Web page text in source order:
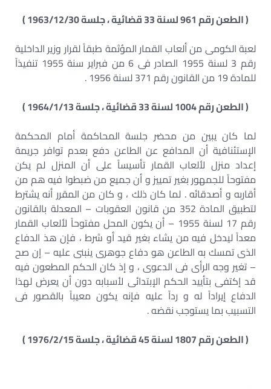
( الطعن رقم 961 لسنة 33 قضائية ، جلسة 1963/12/30 )
لعبة الكومى من ألعاب القمار المؤثمة طبقاً لقرار وزير الداخلية
رقم 3 لسنة 1955 الصادر فى 6 من فبراير سنة 1955 تنفيذاً
للمادة 19 من القانون رقم 371 لسنة 1956 .
( الطعن رقم 1004 لسنة 33 قضائية ، جلسة 1964/1/13 )
لما كان يبين من محضر جلسة المحاكمة أمام المحكمة
الإستئنافية أن المدافع عن الطاعن دفع بعدم توافر جريمة
إعداد منزل لألعاب القمار تأسيساً على أن المنزل لم يكن
مفتوحاً للجمهور بغير تمييز و أن جميع من ضبطوا فيه هم من
أقاربه و أصدقائه . لما كان ذلك ، و كان من المقرر أنه يشترط
لتطبيق المادة 352 من قانون العقوبات – المعدلة بالقانون
رقم 17 لسنة 1955 – أن يكون المحل مفتوحاً لألعاب القمار
معداً ليدخل فيه من يشاء بغير قيد أو شرط ، فإن هذ الدفاع
الذى تمسك به الطاعن هو دفاع جوهرى ينبنى عليه – إن صح
– تغير وجه الرأى فى الدعوى ، و إذ كان الحكم المطعون فيه
قد إكتفى بتأييد الحكم الإبتدائى لأسبابه دون أن يعرض لهذا
الدفاع إيراداً له و رداً عليه فإنه يكون معيباً بالقصور فى
التسبيب بما يستوجب نقضه .
( الطعن رقم 1807 لسنة 45 قضائية ، جلسة 1976/2/15 )